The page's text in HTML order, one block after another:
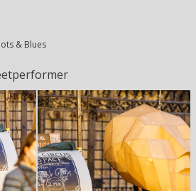
& Blues